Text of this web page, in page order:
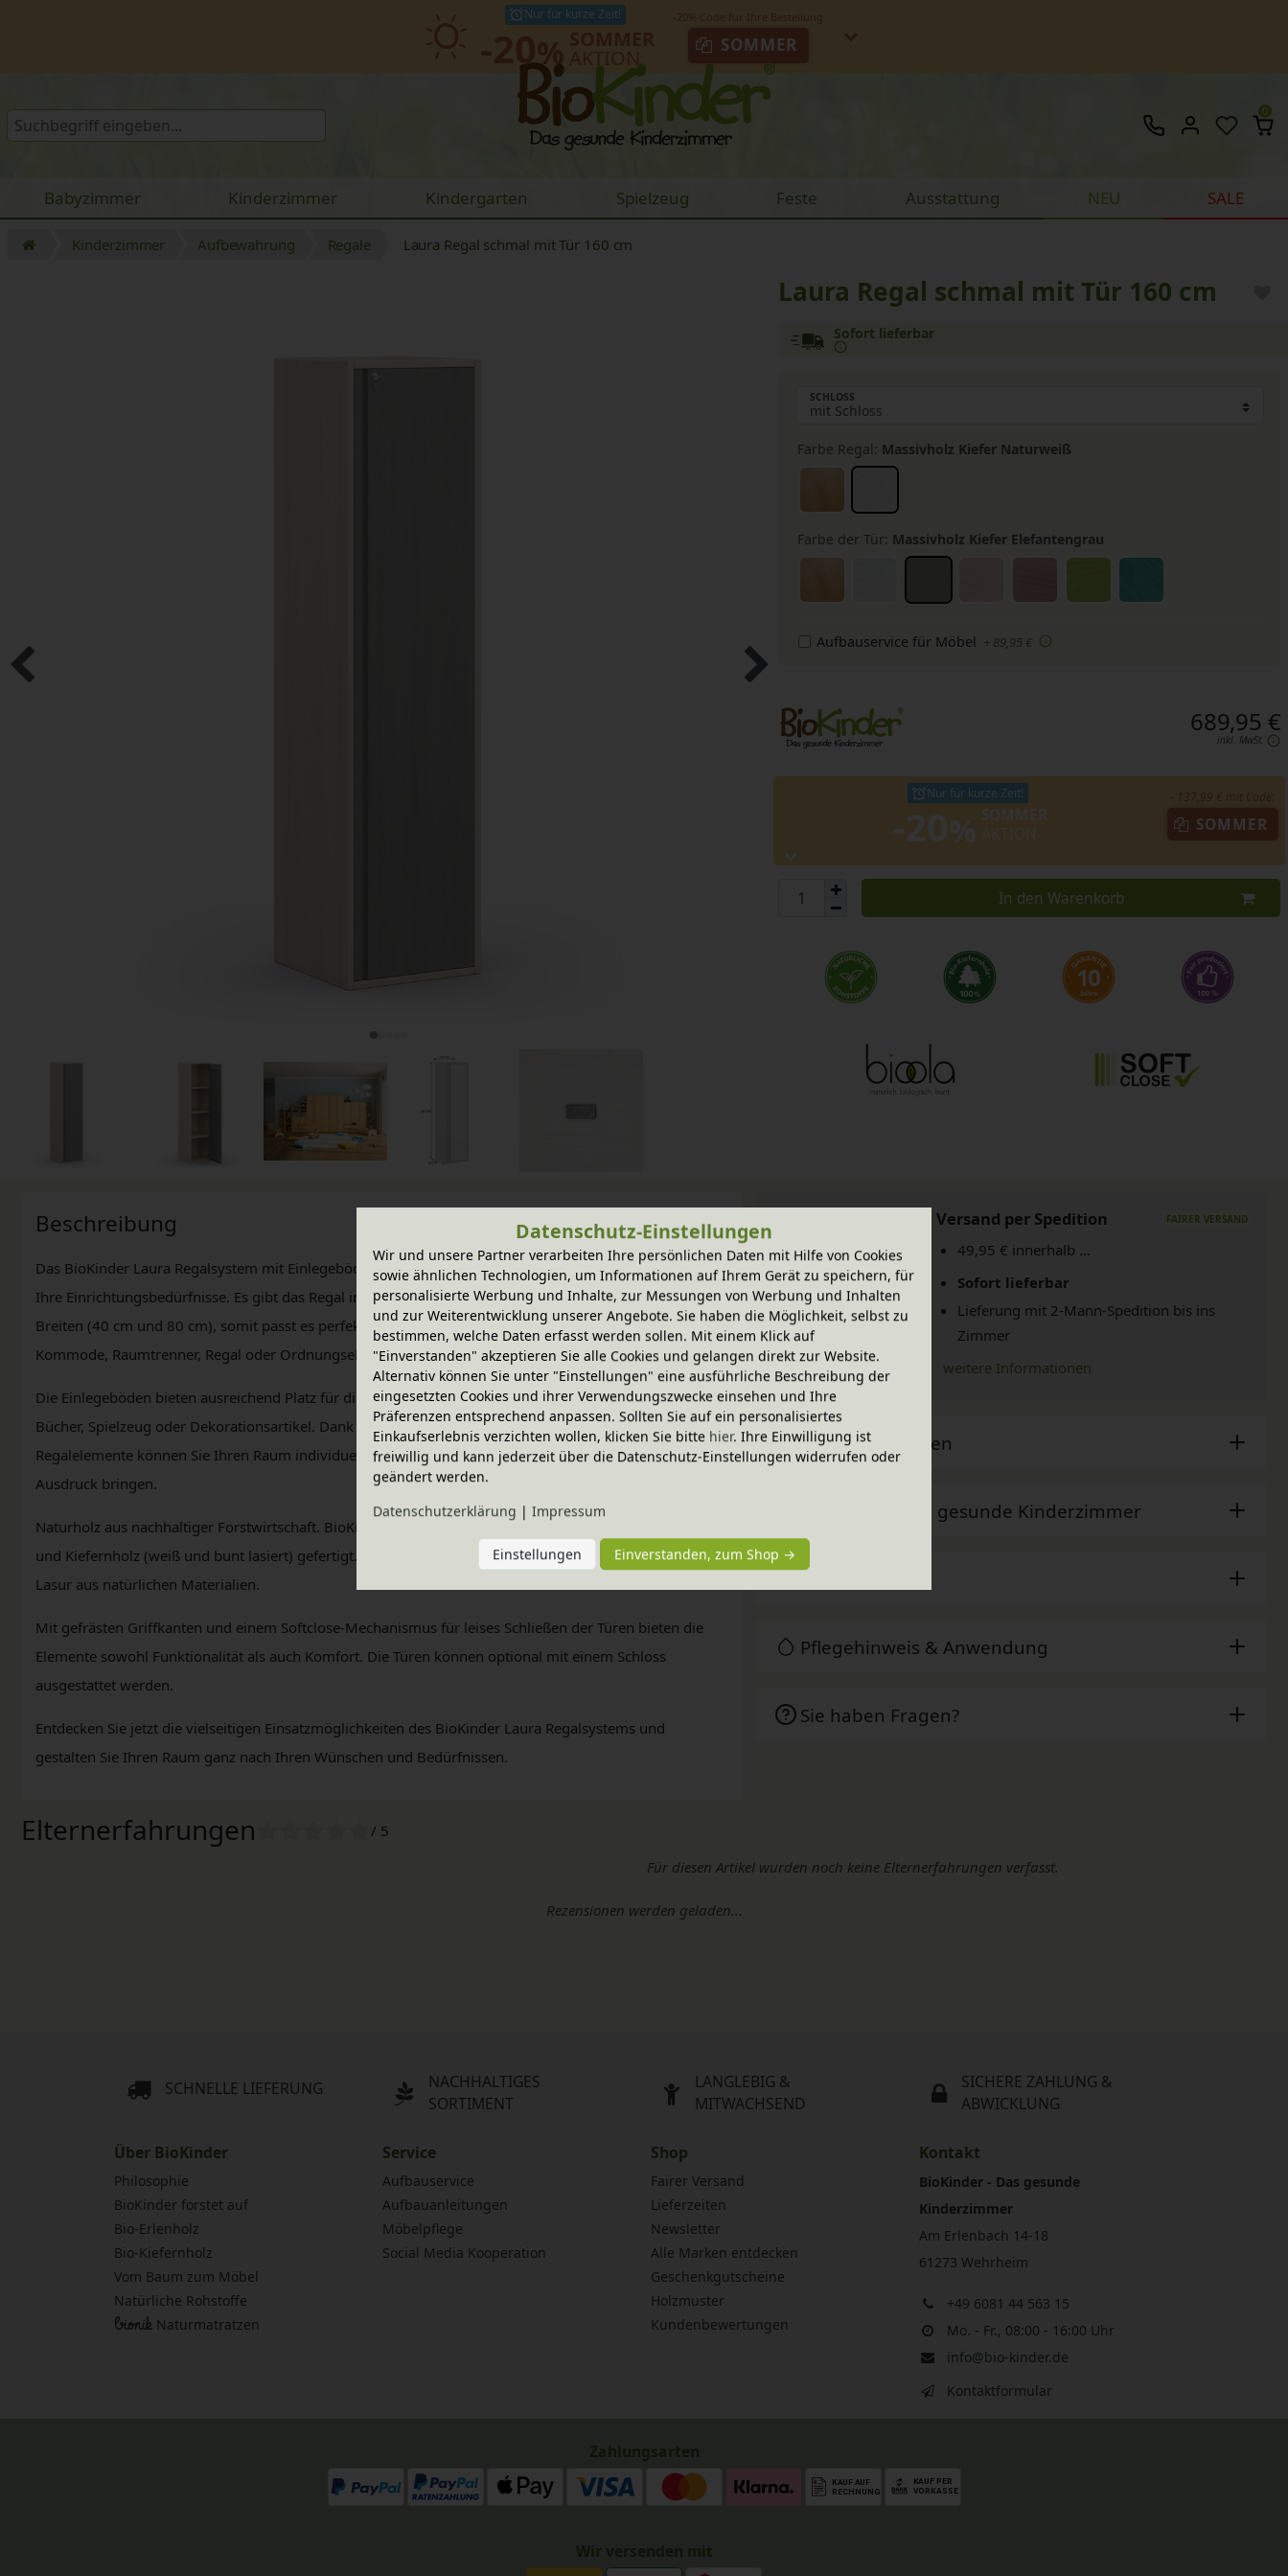
Nur für kurze Zeit!
-20% AKTION
SOMMER
0
Babyzimmer Kinderzimmer Kindergarten Spielzeug Feste Ausstattung NEU SALE
Kinderzimmer Aufbewahrung Regale Laura Regal schmal mit Tür 160 cm
Laura Regal schmal mit Tür 160 cm
Sofort lieferbar
SCHLOSS
Farbe Regal: Massivholz Kiefer Naturweiß
Farbe der Tür: Massivholz Kiefer Elefantengrau
Aufbauservice für Möbel + 89,95 €
689,95 €
inkl. MwSt.
Nur für kurze Zeit!
SOMMER
In den Warenkorb
Beschreibung
Das BioKinder Laura Regalsystem mit Einlegeböden bietet eine praktische und vielseitige Lösung für
Ihre Einrichtungsbedürfnisse. Es gibt das Regal in drei Höhen (120 cm, 160 cm und 200 cm) und zwei
Breiten (40 cm und 80 cm), somit passt es perfekt in verschiedene Räume und kann sowohl als
Kommode, Raumtrenner, Regal oder Ordnungselement eingesetzt werden.
Die Einlegeböden bieten ausreichend Platz für die Aufbewahrung verschiedener Gegenstände, sei es
Bücher, Spielzeug oder Dekorationsartikel. Dank der flexiblen Kombinationsmöglichkeiten der Laura
Regalelemente können Sie Ihren Raum individuell gestalten und Ihre persönlichen Vorlieben zum
Ausdruck bringen.
Naturholz aus nachhaltiger Forstwirtschaft. BioKinder Möbel werden aus massivem Erlenholz (natur)
und Kiefernholz (weiß und bunt lasiert) gefertigt. Veredelt mit bioola® nature Öl bzw. bioola® colour
Lasur aus natürlichen Materialien.
Mit gefrästen Griffkanten und einem Softclose-Mechanismus für leises Schließen der Türen bieten die
Elemente sowohl Funktionalität als auch Komfort. Die Türen können optional mit einem Schloss
ausgestattet werden.
Entdecken Sie jetzt die vielseitigen Einsatzmöglichkeiten des BioKinder Laura Regalsystems und
gestalten Sie Ihren Raum ganz nach Ihren Wünschen und Bedürfnissen.
Versand per Spedition
49,95 € innerhalb ...
Sofort lieferbar
Lieferung mit 2-Mann-Spedition bis ins
Zimmer
weitere Informationen
Technische Daten
BioKinder - Das gesunde Kinderzimmer
Zubehör
Pflegehinweis & Anwendung
Sie haben Fragen?
Elternerfahrungen
/ 5
Für diesen Artikel wurden noch keine Elternerfahrungen verfasst.
Rezensionen werden geladen...
SCHNELLE LIEFERUNG
NACHHALTIGES
SORTIMENT
LANGLEBIG &
MITWACHSEND
SICHERE ZAHLUNG &
ABWICKLUNG
Über BioKinder
Philosophie
BioKinder forstet auf
Bio-Erlenholz
Bio-Kiefernholz
Vom Baum zum Möbel
Natürliche Rohstoffe
bionik Naturmatratzen
Service
Aufbauservice
Aufbauanleitungen
Möbelpflege
Social Media Kooperation
Shop
Fairer Versand
Lieferzeiten
Newsletter
Alle Marken entdecken
Geschenkgutscheine
Holzmuster
Kundenbewertungen
Kontakt
BioKinder - Das gesunde
Kinderzimmer
Am Erlenbach 14-18
61273 Wehrheim
+49 6081 44 563 15
Mo. - Fr., 08:00 - 16:00 Uhr
info@bio-kinder.de
Kontaktformular
Zahlungsarten
Wir versenden mit
Datenschutz-Einstellungen
Wir und unsere Partner verarbeiten Ihre persönlichen Daten mit Hilfe von Cookies
sowie ähnlichen Technologien, um Informationen auf Ihrem Gerät zu speichern, für
personalisierte Werbung und Inhalte, zur Messungen von Werbung und Inhalten
und zur Weiterentwicklung unserer Angebote. Sie haben die Möglichkeit, selbst zu
bestimmen, welche Daten erfasst werden sollen. Mit einem Klick auf
"Einverstanden" akzeptieren Sie alle Cookies und gelangen direkt zur Website.
Alternativ können Sie unter "Einstellungen" eine ausführliche Beschreibung der
eingesetzten Cookies und ihrer Verwendungszwecke einsehen und Ihre
Präferenzen entsprechend anpassen. Sollten Sie auf ein personalisiertes
Einkaufserlebnis verzichten wollen, klicken Sie bitte hier. Ihre Einwilligung ist
freiwillig und kann jederzeit über die Datenschutz-Einstellungen widerrufen oder
geändert werden.
Daten­schutz­erklärung | Impressum
Einstellungen Einverstanden, zum Shop →